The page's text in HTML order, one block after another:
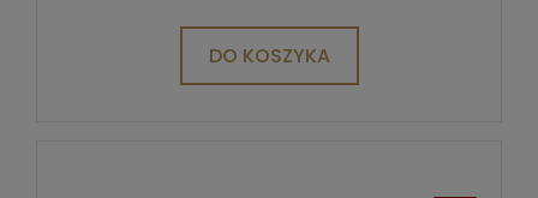
DO KOSZYKA